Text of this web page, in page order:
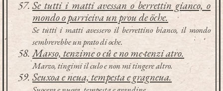
Se tutti i matti avessan o berrettin gianco, o
mondo o parrieiva un prou de öche.
Se tutti i matti avessero il berrettino bianco, il mondo
sembrerebbe un prato di oche.
Marso, tenzime o cû e no me tenzi atro.
Marzo, tingimi il culo e non mi tingere altro.
Seuxoa e neua, tempesta e gragneua.